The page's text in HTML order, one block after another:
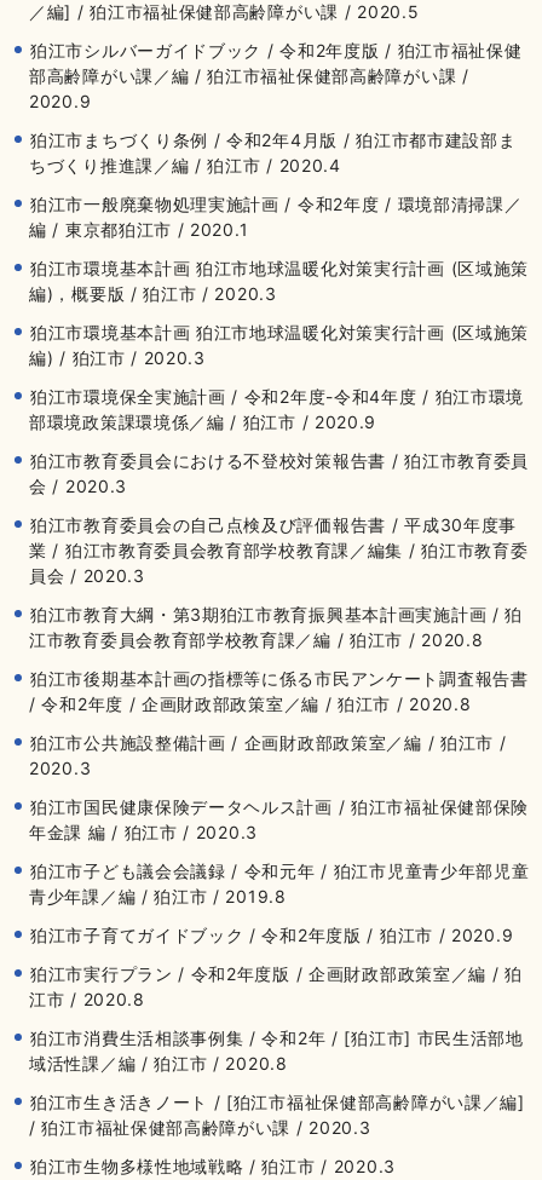
／編] / 狛江市福祉保健部高齢障がい課 / 2020.5
狛江市シルバーガイドブック / 令和2年度版 / 狛江市福祉保健
部高齢障がい課／編 / 狛江市福祉保健部高齢障がい課 /
2020.9
狛江市まちづくり条例 / 令和2年4月版 / 狛江市都市建設部ま
ちづくり推進課／編 / 狛江市 / 2020.4
狛江市一般廃棄物処理実施計画 / 令和2年度 / 環境部清掃課／
編 / 東京都狛江市 / 2020.1
狛江市環境基本計画 狛江市地球温暖化対策実行計画 (区域施策
編)，概要版 / 狛江市 / 2020.3
狛江市環境基本計画 狛江市地球温暖化対策実行計画 (区域施策
編) / 狛江市 / 2020.3
狛江市環境保全実施計画 / 令和2年度-令和4年度 / 狛江市環境
部環境政策課環境係／編 / 狛江市 / 2020.9
狛江市教育委員会における不登校対策報告書 / 狛江市教育委員
会 / 2020.3
狛江市教育委員会の自己点検及び評価報告書 / 平成30年度事
業 / 狛江市教育委員会教育部学校教育課／編集 / 狛江市教育委
員会 / 2020.3
狛江市教育大綱・第3期狛江市教育振興基本計画実施計画 / 狛
江市教育委員会教育部学校教育課／編 / 狛江市 / 2020.8
狛江市後期基本計画の指標等に係る市民アンケート調査報告書
/ 令和2年度 / 企画財政部政策室／編 / 狛江市 / 2020.8
狛江市公共施設整備計画 / 企画財政部政策室／編 / 狛江市 /
2020.3
狛江市国民健康保険データヘルス計画 / 狛江市福祉保健部保険
年金課 編 / 狛江市 / 2020.3
狛江市子ども議会会議録 / 令和元年 / 狛江市児童青少年部児童
青少年課／編 / 狛江市 / 2019.8
狛江市子育てガイドブック / 令和2年度版 / 狛江市 / 2020.9
狛江市実行プラン / 令和2年度版 / 企画財政部政策室／編 / 狛
江市 / 2020.8
狛江市消費生活相談事例集 / 令和2年 / [狛江市] 市民生活部地
域活性課／編 / 狛江市 / 2020.8
狛江市生き活きノート / [狛江市福祉保健部高齢障がい課／編]
/ 狛江市福祉保健部高齢障がい課 / 2020.3
狛江市生物多様性地域戦略 / 狛江市 / 2020.3